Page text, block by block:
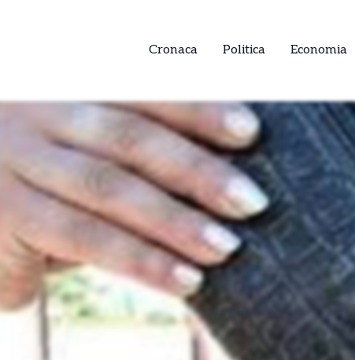
Cronaca Politica Economia